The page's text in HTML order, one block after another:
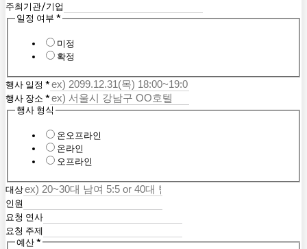
주최기관/기업
일정 여부 *
미정
확정
행사 일정 *
행사 장소 *
행사 형식
온오프라인
온라인
오프라인
대상
인원
요청 연사
요청 주제
예산*